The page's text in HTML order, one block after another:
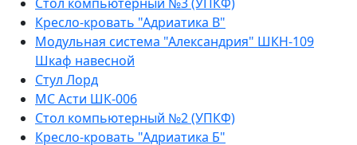
Кресло-кровать "Адриатика В"
Модульная система "Александрия" ШКН-109
Шкаф навесной
Стул Лорд
МС Асти ШК-006
Стол компьютерный №2 (УПКФ)
Кресло-кровать "Адриатика Б"